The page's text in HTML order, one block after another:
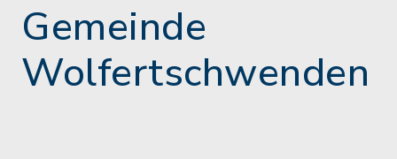
Gemeinde
Wolfertschwenden